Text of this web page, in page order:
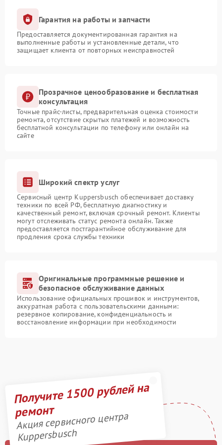
Гарантия на работы и запчасти
Предоставляется документированная гарантия на
выполненные работы и установленные детали, что
защищает клиента от повторных неисправностей
Прозрачное ценообразование и бесплатная
консультация
Точные прайс-листы, предварительная оценка стоимости
ремонта, отсутствие скрытых платежей и возможность
бесплатной консультации по телефону или онлайн на
сайте
Широкий спектр услуг
Сервисный центр Kuppersbusch обеспечивает доставку
техники по всей РФ, бесплатную диагностику и
качественный ремонт, включая срочный ремонт. Клиенты
могут отслеживать статус ремонта онлайн. Также
предоставляется постгарантийное обслуживание для
продления срока службы техники
Оригинальные программные решение и
безопасное обслуживание данных
Использование официальных прошивок и инструментов,
аккуратная работа с пользовательскими данными:
резервное копирование, конфиденциальность и
восстановление информации при необходимости
Получите 1500 рублей на
ремонт
Акция сервисного центра
Kuppersbusch